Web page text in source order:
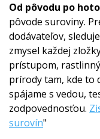
Od pôvodu po
pôvode suroviny.
dodávateľov,
zmysel každej
prístupom,
prírody tam, kde to
spájame s vedou,
zodpovednosťou.
surovín"